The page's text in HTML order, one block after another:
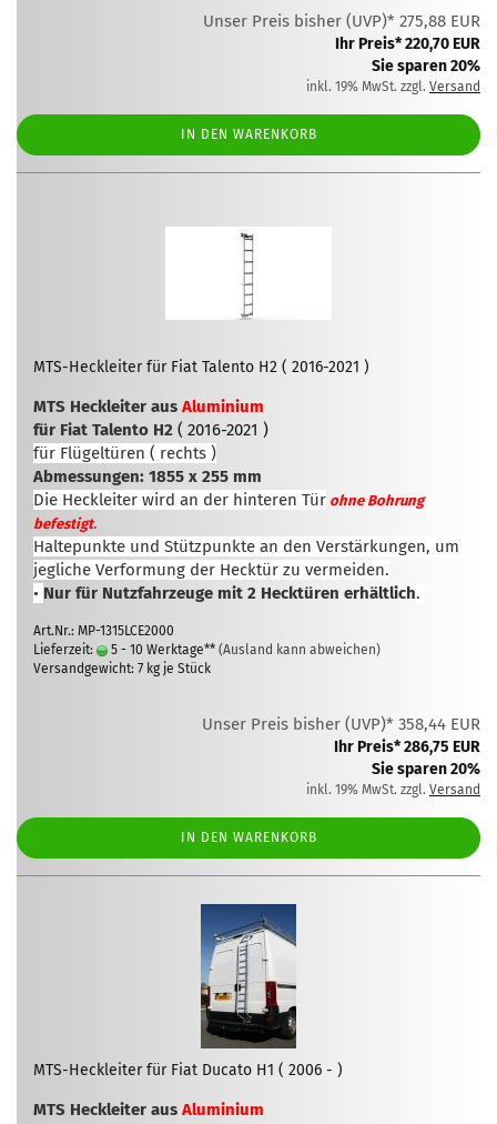
Unser Preis bisher (UVP)* 275,88 EUR
Ihr Preis* 220,70 EUR
Sie sparen 20%
inkl. 19% MwSt. zzgl. Versand
IN DEN WARENKORB
MTS-Heckleiter für Fiat Talento H2 ( 2016-2021 )
MTS Heckleiter aus Aluminium
für Fiat Talento H2 ( 2016-2021 )
für Flügeltüren ( rechts )
Abmessungen: 1855 x 255 mm
Die Heckleiter wird an der hinteren Tür ohne Bohrung
befestigt.
Haltepunkte und Stützpunkte an den Verstärkungen, um
jegliche Verformung der Hecktür zu vermeiden.
• Nur für Nutzfahrzeuge mit 2 Hecktüren erhältlich.
Art.Nr.: MP-1315LCE2000
Lieferzeit:
5 - 10 Werktage** (Ausland kann abweichen)
Versandgewicht: 7 kg je Stück
Unser Preis bisher (UVP)* 358,44 EUR
Ihr Preis* 286,75 EUR
Sie sparen 20%
inkl. 19% MwSt. zzgl. Versand
IN DEN WARENKORB
MTS-Heckleiter für Fiat Ducato H1 ( 2006 - )
MTS Heckleiter aus Aluminium